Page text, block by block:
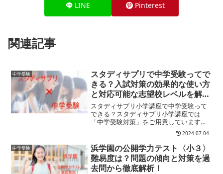
LINE Pinterest
関連記事
中学受験
スタディサプリで中学受験ってで
きる？入試対策の効果的な使い方
と対応可能な志望校レベルを解説
します
スタディサプリ小学講座で中学受験って
できる？スタディサプリ小学講座では
「中学受験対策」をご用意しています！
スタディサプリは一流講師陣の分かりや
すい動画解説と抜群のコストパフォーマ
ンスで人気のオンライン教材。小学講座
には「中学受験対策（応用）...
2024.07.04
中学受験
浜学園の公開学力テスト〈小３〉
難易度は？問題の傾向と対策を過
去問から徹底解析！